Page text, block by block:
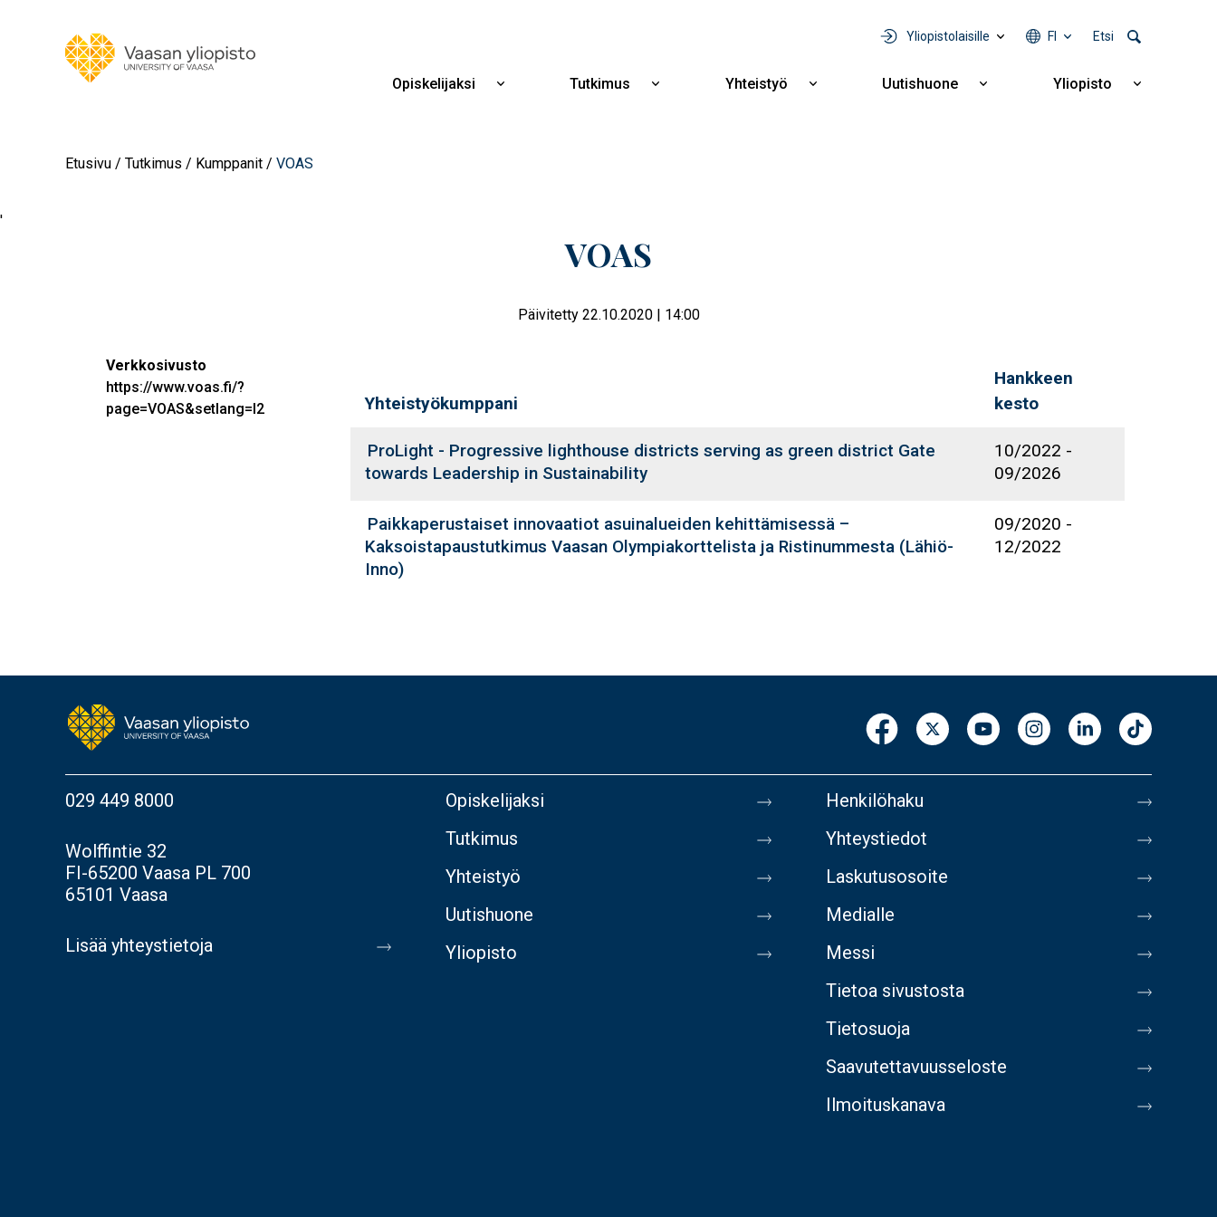
Yliopistolaisille FI Etsi
Opiskelijaksi
Näytä
Tutkimus
Näytä
Yhteistyö
Näytä
Uutishuone
Näytä
Yliopisto
Näytä
Etusivu Tutkimus Kumppanit VOAS
'
VOAS
Päivitetty 22.10.2020 | 14:00
Verkkosivusto
https://www.voas.fi/?
page=VOAS&setlang=l2
Yhteistyökumppani
Hankkeen
kesto
ProLight - Progressive lighthouse districts serving as green district Gate
towards Leadership in Sustainability
10/2022 -
09/2026
Paikkaperustaiset innovaatiot asuinalueiden kehittämisessä –
Kaksoistapaustutkimus Vaasan Olympiakorttelista ja Ristinummesta (Lähiö-
Inno)
09/2020 -
12/2022
029 449 8000
Wolffintie 32
FI-65200 Vaasa PL 700
65101 Vaasa
Lisää yhteystietoja
Opiskelijaksi
Tutkimus
Yhteistyö
Uutishuone
Yliopisto
Henkilöhaku
Yhteystiedot
Laskutusosoite
Medialle
Messi
Tietoa sivustosta
Tietosuoja
Saavutettavuusseloste
Ilmoituskanava